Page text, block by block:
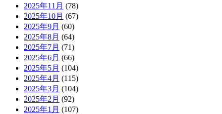
2025年11月 (78)
2025年10月 (67)
2025年9月 (60)
2025年8月 (64)
2025年7月 (71)
2025年6月 (66)
2025年5月 (104)
2025年4月 (115)
2025年3月 (104)
2025年2月 (92)
2025年1月 (107)